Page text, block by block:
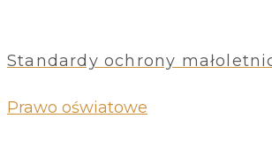
Standardy ochrony
Prawo oświatowe